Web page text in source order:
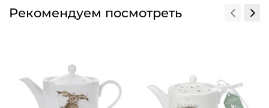
Рекомендуем посмотреть